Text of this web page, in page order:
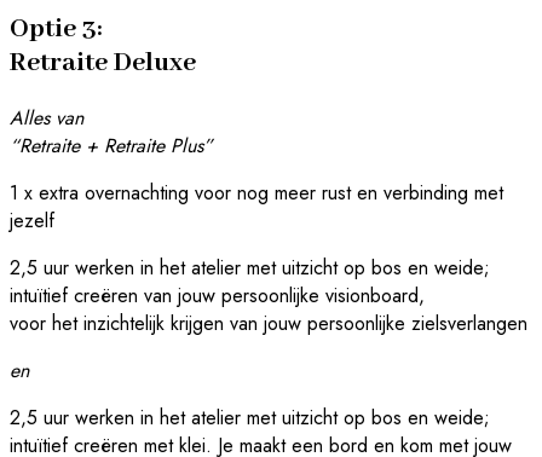
Optie 3:
Retraite Deluxe
Alles van
“Retraite + Retraite Plus”
1 x extra overnachting voor nog meer rust en verbinding met
jezelf
2,5 uur werken in het atelier met uitzicht op bos en weide;
intuïtief creëren van jouw persoonlijke visionboard,
voor het inzichtelijk krijgen van jouw persoonlijke zielsverlangen
en
2,5 uur werken in het atelier met uitzicht op bos en weide;
intuïtief creëren met klei. Je maakt een bord en kom met jouw